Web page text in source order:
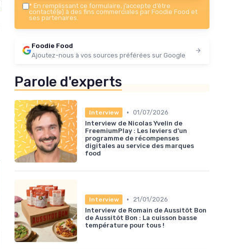
* En remplissant ce formulaire, j’accepte d’être
contacté(e) à des fins commerciales par Foodie Food et
ses partenaires.
Foodie Food
Ajoutez-nous à vos sources préférées sur Google
Parole d'experts
Interview • 01/07/2026
Interview de Nicolas Yvelin de
FreemiumPlay : Les leviers d’un
programme de récompenses
digitales au service des marques
food
Interview •
21/01/2026
Interview de Romain de Aussitôt Bon
de Aussitôt Bon : La cuisson basse
température pour tous !